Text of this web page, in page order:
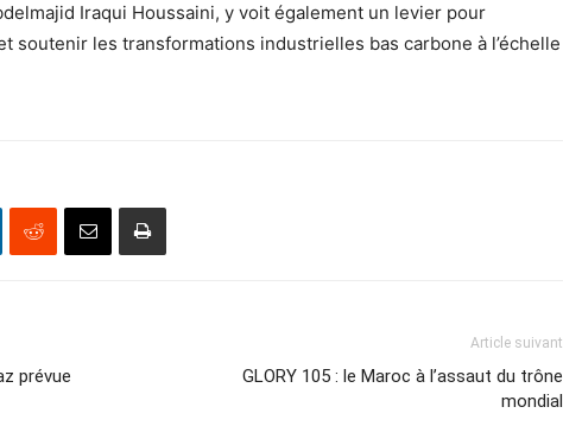
Iraqui Houssaini, y voit également un levier pour
soutenir les transformations industrielles bas carbone à l’échelle
prévue
Article suivant
GLORY 105 : le Maroc à l’assaut du trône
mondial